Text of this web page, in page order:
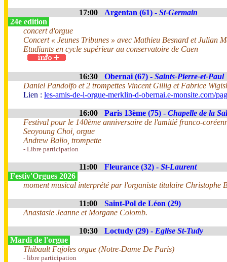
17:00 Argentan (61) - St-Germain
24e edition
concert d'orgue
Concert « Jeunes Tribunes » avec Mathieu Besnard et Julian
Etudiants en cycle supérieur au conservatoire de Caen
16:30 Obernai (67) - Saints-Pierre-et-Paul
Daniel Pandolfo et 2 trompettes Vincent Gillig et Fabrice
Lien : les-amis-de-l-orgue-merklin-d-obernai.e-monsite.com/
16:00 Paris 13ème (75) - Chapelle de la
Festival pour le 140ème anniversaire de l'amitié franco-
Seoyoung Choi, orgue
Andrew Balio, trompette
- Libre participation
11:00 Fleurance (32) - St-Laurent
Festiv'Orgues 2026
moment musical interprété par l'organiste titulaire Christophe
11:00
Saint-Pol de Léon (29)
Anastasie Jeanne et Morgane Colomb.
10:30 Loctudy (29) - Eglise St-Tudy
Mardi de l'orgue
Thibault Fajoles orgue (Notre-Dame De Paris)
- libre participation